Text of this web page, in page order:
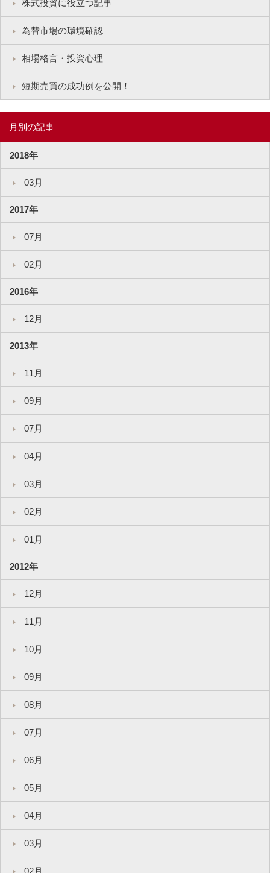
株式投資に役立つ記事
為替市場の環境確認
相場格言・投資心理
短期売買の成功例を公開！
月別の記事
2018年
03月
2017年
07月
02月
2016年
12月
2013年
11月
09月
07月
04月
03月
02月
01月
2012年
12月
11月
10月
09月
08月
07月
06月
05月
04月
03月
02月